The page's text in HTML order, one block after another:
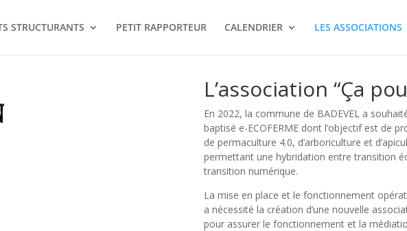
STRUCTURANTS PETIT RAPPORTEUR CALENDRIER LES ASSOCIATIONS
L’association “Ça
En 2022, la commune de BADEVEL a
baptisé e-ECOFERME dont l’objectif est de
de permaculture 4.0, d’arboriculture et
permettant une hybridation entre transition
transition numérique.
La mise en place et le fonctionnement
a nécessité la création d’une nouvelle
pour assurer le fonctionnement et la